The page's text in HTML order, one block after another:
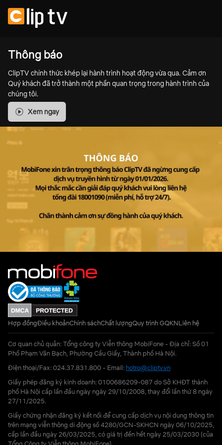
Thông báo
ClipTV chính thức khép lại hành trình hoạt động vừa qua. Cảm ơn
Quý khách đã trở thành một phần quan trọng trong hành trình của
chúng tôi.
Xem ngay
Hợp đồngĐiều khoảnChính sáchChất lượngQuy trình GQKNLiên hệ
Cơ quan chủ quản: Tổng công ty Viễn thông MobiFone - Địa chỉ: Số 01
Phố Phạm Văn Bạch, Phường Cầu Giấy, Thành phố Hà Nội.
Điện thoại/Fax: 024.37.831.800 - Email: hotro@cliptv.vn
Giấy phép đăng ký kinh doanh: 0100686209-087 do Sở KHĐT thành
phố Hà Nội cấp lần đầu ngày ngày 29/10/2008, thay đổi lần thứ 8 ngày
27/11/2025.
Giấy chứng nhận đăng ký kết nối để cung cấp dịch vụ nội dung thông tin
trên mạng viễn thông di động số 4280/GCN-SKHCN ngày 06/10/2025,
cấp lần đầu ngày 26/03/2025, có giá trị đến hết ngày 25/03/2030 (của